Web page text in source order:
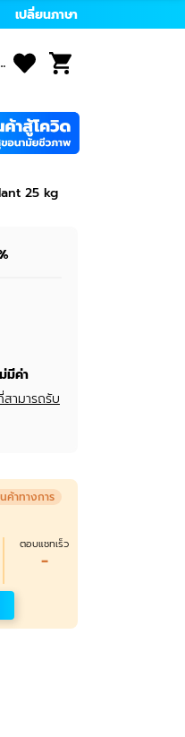
เปลี่ยนภาษา
25 kg
มีค่า
ามารถรับ
ค้าทางการ
ตอบแชทเร็ว
-